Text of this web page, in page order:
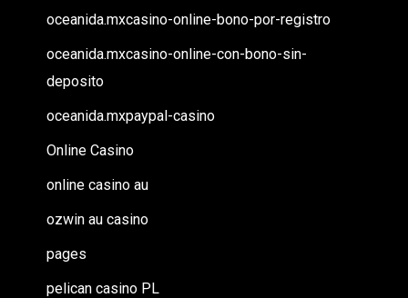
oceanida.mxcasino-online-bono-por-registro
oceanida.mxcasino-online-con-bono-sin-
deposito
oceanida.mxpaypal-casino
Online Casino
online casino au
ozwin au casino
pages
pelican casino PL